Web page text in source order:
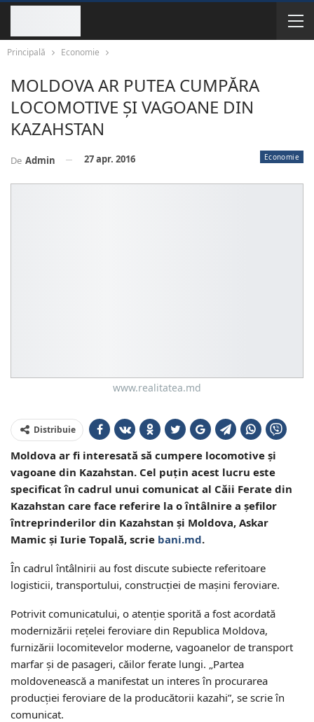
Principală Economie
MOLDOVA AR PUTEA CUMPĂRA
LOCOMOTIVE ȘI VAGOANE DIN
KAZAHSTAN
Economie
De Admin 27 apr. 2016
www.realitatea.md
Distribuie
Moldova ar fi interesată să cumpere locomotive și
vagoane din Kazahstan. Cel puțin acest lucru este
specificat în cadrul unui comunicat al Căii Ferate din
Kazahstan care face referire la o întâlnire a șefilor
întreprinderilor din Kazahstan și Moldova, Askar
Mamic și Iurie Topală, scrie bani.md.
În cadrul întâlnirii au fost discute subiecte referitoare
logisticii, transportului, construcției de mașini feroviare.
Potrivit comunicatului, o atenție sporită a fost acordată
modernizării rețelei feroviare din Republica Moldova,
furnizării locomitevelor moderne, vagoanelor de transport
marfar și de pasageri, căilor ferate lungi. „Partea
moldovenească a manifestat un interes în procurarea
producției feroviare de la producătorii kazahi”, se scrie în
comunicat.